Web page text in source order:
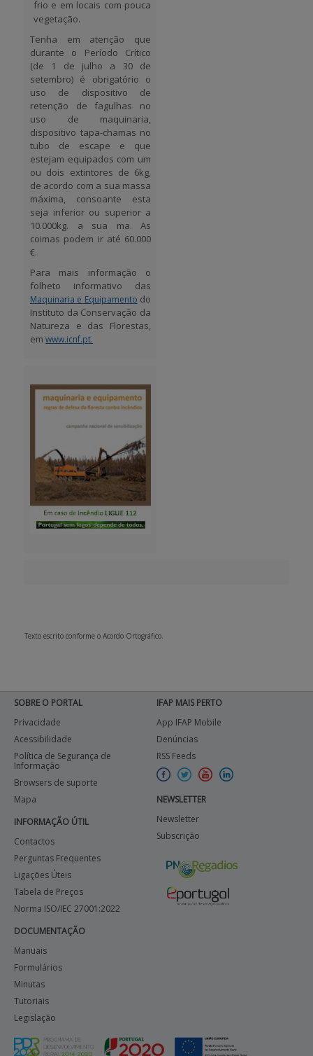
frio e em locais com pouca
vegetação.
Tenha em atenção que
durante o Período Crítico
(de 1 de julho a 30 de
setembro) é obrigatório o
uso de dispositivo de
retenção de fagulhas no
uso de maquinaria,
dispositivo tapa-chamas no
tubo de escape e que
estejam equipados com um
ou dois extintores de 6kg,
de acordo com a sua massa
máxima, consoante esta
seja inferior ou superior a
10.000kg. a sua ma. As
coimas podem ir até 60.000
€.
Para mais informação o
folheto informativo das
Maquinaria e Equipamento do
Instituto da Conservação da
Natureza e das Florestas,
em www.icnf.pt.
Texto escrito conforme o Acordo Ortográfico.
SOBRE O PORTAL
Privacidade
Acessibilidade
Política de Segurança de
Informação
Browsers de suporte
Mapa
INFORMAÇÃO ÚTIL
Contactos
Perguntas Frequentes
Ligações Úteis
Tabela de Preços
Norma ISO/IEC 27001:2022
DOCUMENTAÇÃO
Manuais
Formulários
Minutas
Tutoriais
Legislação
IFAP MAIS PERTO
App IFAP Mobile
Denúncias
RSS Feeds
NEWSLETTER
Newsletter
Subscrição